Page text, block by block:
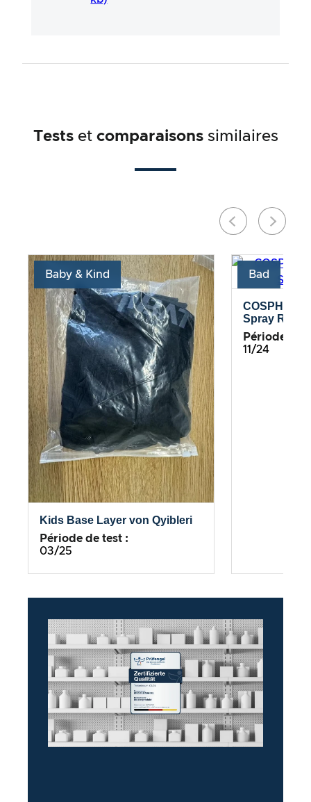
Tests et comparaisonssimilaires
Baby & Kind
Kids Base Layer von Qyibleri
Période de test :
03/25
Bad
COSPHERA
Spray
Période de
11/24